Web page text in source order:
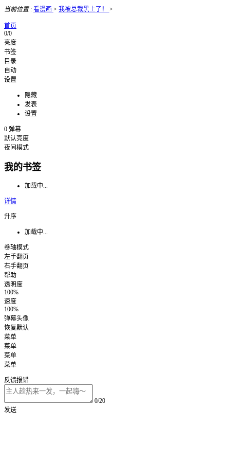
当前位置: 看漫画 > 我被总裁黑上了！ >
首页
0/0
亮度
书签
目录
自动
设置
隐藏
发表
设置
0 弹幕
默认亮度
夜间模式
我的书签
加载中...
详情
升序
加载中...
卷轴模式
左手翻页
右手翻页
帮助
透明度
100%
速度
100%
弹幕头像
恢复默认
菜单
菜单
菜单
菜单
反馈报错
0/20
发送